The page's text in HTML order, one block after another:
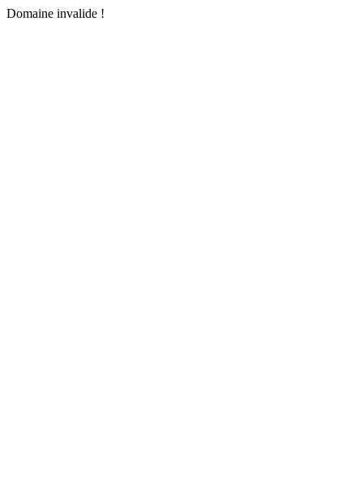
Domaine invalide !